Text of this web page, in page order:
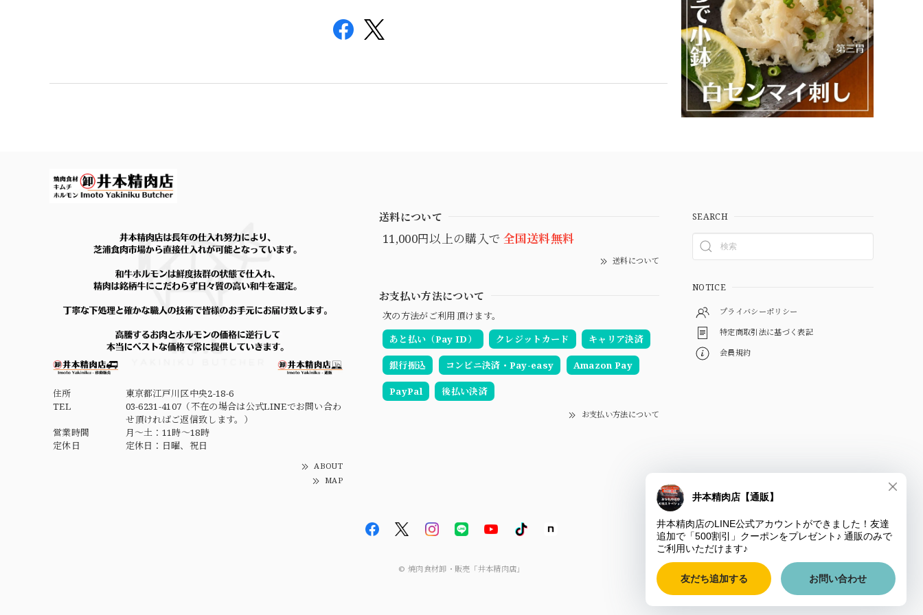
住所
東京都江戸川区中央2-18-6
TEL
03-6231-4107（不在の場合は公式LINEでお問い合わ
せ頂ければご返信致します。）
営業時間
月～土：11時～18時
定休日
定休日：日曜、祝日
ABOUT
MAP
送料について
11,000円以上の購入で 全国送料無料
送料について
お支払い方法について
次の方法がご利用頂けます。
あと払い（Pay ID）
クレジットカード キャリア決済
銀行振込 コンビニ決済・Pay-easy Amazon Pay
PayPal 後払い決済
お支払い方法について
SEARCH
NOTICE
プライバシーポリシー
特定商取引法に基づく表記
会員規約
© 焼肉食材卸・販売「井本精肉店」